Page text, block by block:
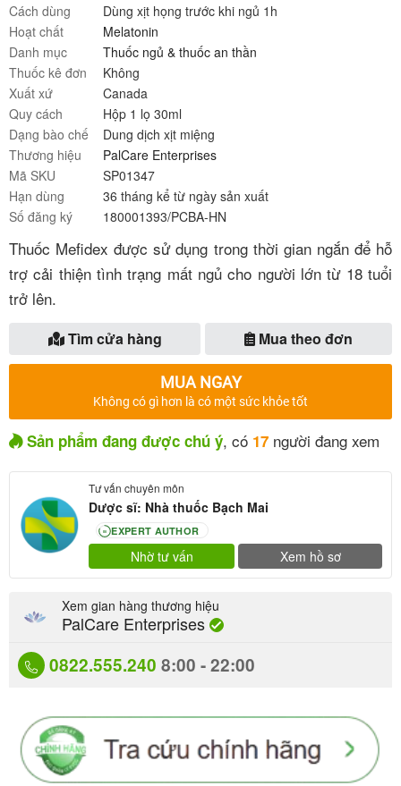
Cách dùng
Dùng xịt họng trước khi ngủ 1h
Hoạt chất
Melatonin
Danh mục
Thuốc ngủ & thuốc an thần
Thuốc kê đơn
Không
Xuất xứ
Canada
Quy cách
Hộp 1 lọ 30ml
Dạng bào chế
Dung dịch xịt miệng
Thương hiệu
PalCare Enterprises
Mã SKU
SP01347
Hạn dùng
36 tháng kể từ ngày sản xuất
Số đăng ký
180001393/PCBA-HN
Thuốc Mefidex được sử dụng trong thời gian ngắn để hỗ
trợ cải thiện tình trạng mất ngủ cho người lớn từ 18 tuổi
trở lên.
Tìm cửa hàng Mua theo đơn
MUA NGAY
Không có gì hơn là có một sức khỏe tốt
Sản phẩm đang được chú ý, có 17 người đang xem
Tư vấn chuyên môn
Dược sĩ: Nhà thuốc Bạch Mai
80 EXPERT AUTHOR
Nhờ tư vấn Xem hồ sơ
0822.555.240 8:00 - 22:00
Xem gian hàng thương hiệu
PalCare Enterprises